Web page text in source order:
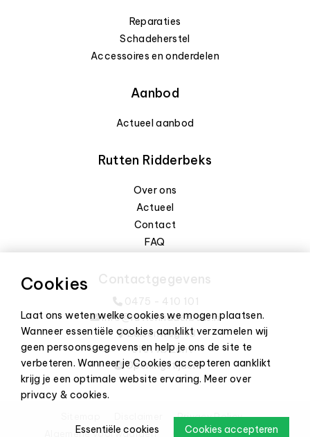
Cookies
Laat ons weten welke cookies we mogen plaatsen.
Wanneer essentiële cookies aanklikt verzamelen wij
geen persoonsgegevens en help je ons de site te
verbeteren. Wanneer je Cookies accepteren aanklikt
krijg je een optimale website ervaring.Meer over
privacy & cookies.
Cookies accepteren
Essentiële cookies
Reparaties
Schadeherstel
Accessoires en onderdelen
Aanbod
Actueel aanbod
Rutten Ridderbeks
Over ons
Actueel
Contact
FAQ
Contactgegevens
0475 - 410 101
info@ruttenridderbeks.nl
Edisonweg 43
6101 XJ Echt
Openingstijden
Privacy Policy
Algemene voorwaarden
Cookie-instellingen